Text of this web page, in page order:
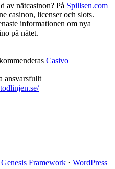
av nätcasinon? På Spillsen.com
casinon, licenser och slots.
informationen om nya
på nätet.
Casivo
ansvarsfullt |
Genesis Framework · WordPress